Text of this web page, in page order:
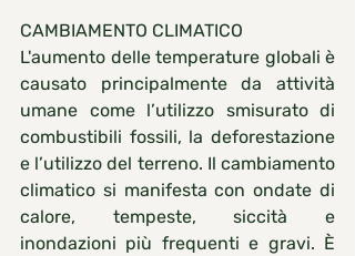
CAMBIAMENTO CLIMATICO
L'aumento delle temperature globali è
causato principalmente da attività
umane come l’utilizzo smisurato di
combustibili fossili, la deforestazione
e l’utilizzo del terreno. Il cambiamento
climatico si manifesta con ondate di
calore, tempeste, siccità e
inondazioni più frequenti e gravi. È